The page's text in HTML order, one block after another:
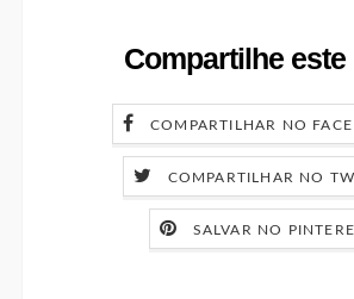
Compartilhe este
COMPARTILHAR NO
COMPARTILHAR NO
SALVAR NO